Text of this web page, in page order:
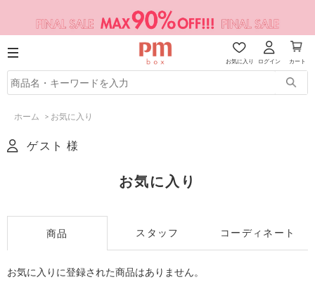
お気に入り ログイン カート
ホーム > お気に入り
ゲスト 様
お気に入り
商品 スタッフ コーディネート
お気に入りに登録された商品はありません。